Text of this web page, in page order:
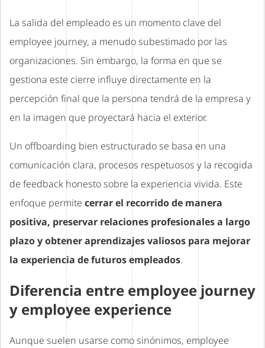
La salida del empleado es un momento clave del
employee journey, a menudo subestimado por las
organizaciones. Sin embargo, la forma en que se
gestiona este cierre influye directamente en la
percepción final que la persona tendrá de la empresa y
en la imagen que proyectará hacia el exterior.
Un offboarding bien estructurado se basa en una
comunicación clara, procesos respetuosos y la recogida
de feedback honesto sobre la experiencia vivida. Este
enfoque permite cerrar el recorrido de manera
positiva, preservar relaciones profesionales a largo
plazo y obtener aprendizajes valiosos para mejorar
la experiencia de futuros empleados.
Diferencia entre employee journey
y employee experience
Aunque suelen usarse como sinónimos, employee